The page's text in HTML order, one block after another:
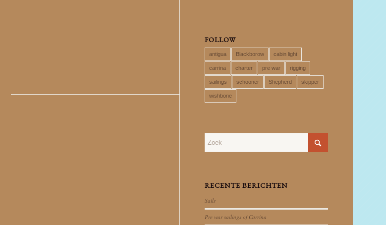
FOLLOW
antigua Blackborow cabin light
carrina charter pre war rigging
sailings schooner Shepherd skipper
wishbone
RECENTE BERICHTEN
Sails
Pre war sailings of Carrina